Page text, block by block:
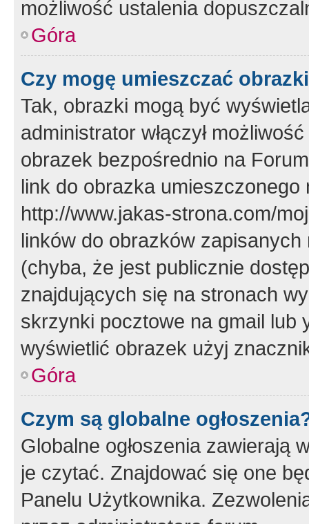
możliwość ustalenia
Góra
Czy mogę umieszczać
Tak, obrazki mogą być
administrator włączył
obrazek bezpośrednio na
link do obrazka
http://www.jakas-strona.com/
linków do obrazków
(chyba, że jest publicznie
znajdujących się na stronach
skrzynki pocztowe na gmail lub
wyświetlić obrazek użyj
Góra
Czym są globalne
Globalne ogłoszenia zawierają
je czytać. Znajdować się one
Panelu Użytkownika.